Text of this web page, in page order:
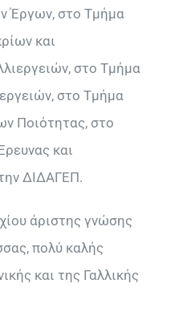
Έργων, στο Τμήμα
και
στο Τμήμα
στο Τμήμα
Ποιότητας, στο
και
ΔΙΔΑΓΕΠ.
άριστης γνώσης
πολύ καλής
και της Γαλλικής